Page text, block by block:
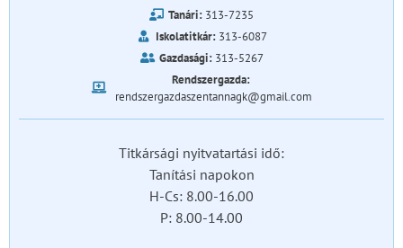
Tanári: 313-7235
Iskolatitkár:313-6087
Gazdasági:313-5267
Rendszergazda:
rendszergazdaszentannagk@gmail.com
Titkársági nyitvatartási idő:
Tanítási napokon
H-Cs: 8.00-16.00
P: 8.00-14.00